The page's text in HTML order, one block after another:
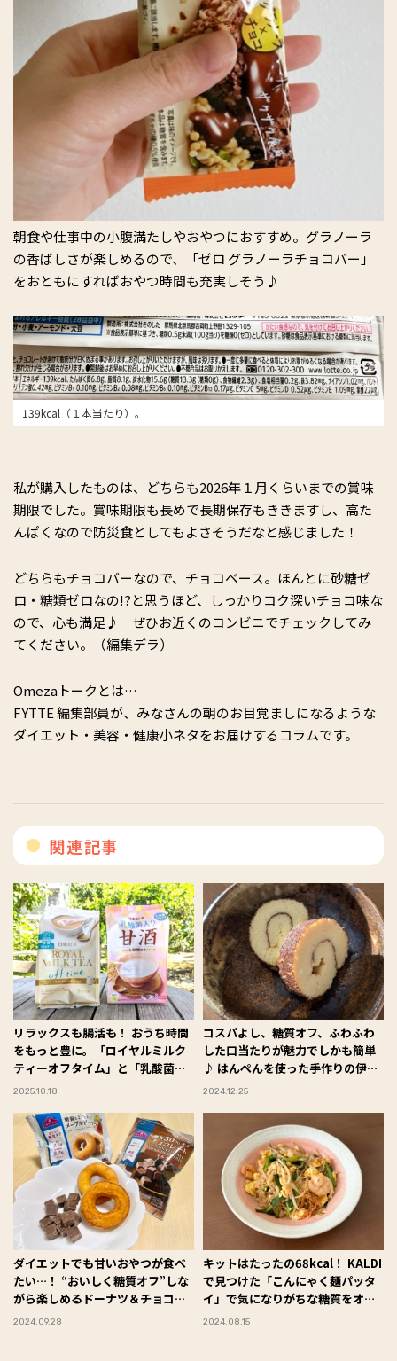
朝食や仕事中の小腹満たしやおやつにおすすめ。グラノーラ
の香ばしさが楽しめるので、「ゼロ グラノーラチョコバー」
をおともにすればおやつ時間も充実しそう♪
139kcal（１本当たり）。
私が購入したものは、どちらも2026年１月くらいまでの賞味
期限でした。賞味期限も長めで長期保存もききますし、高た
んぱくなので防災食としてもよさそうだなと感じました！
どちらもチョコバーなので、チョコベース。ほんとに砂糖ゼ
ロ・糖類ゼロなの!?と思うほど、しっかりコク深いチョコ味な
ので、心も満足♪ ぜひお近くのコンビニでチェックしてみ
てください。（編集デラ）
Omezaトークとは…
FYTTE 編集部員が、みなさんの朝のお目覚ましになるような
ダイエット・美容・健康小ネタをお届けするコラムです。
関連記事
リラックスも腸活も！ おうち時間
をもっと豊に。「ロイヤルミルク
ティーオフタイム」と「乳酸菌入
り甘酒」で心と体を整える
2025.10.18
コスパよし、糖質オフ、ふわふわ
した口当たりが魅力でしかも簡単
♪ はんぺんを使った手作りの伊達
巻 #Omezaトーク
2024.12.25
ダイエットでも甘いおやつが食べ
たい…！ “おいしく糖質オフ”しな
がら楽しめるドーナツ＆チョコレ
ートを発見！ #Omezaトーク
2024.09.28
キットはたったの68kcal！ KALDI
で見つけた「こんにゃく麺パッタ
イ」で気になりがちな糖質をオフ
♪ #Omezaトーク
2024.08.15